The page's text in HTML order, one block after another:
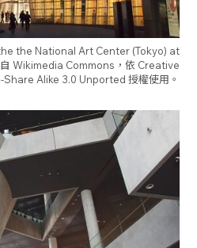
the National Art Center (Tokyo) at
Wikimedia Commons，依 Creative
Alike 3.0 Unported 授權使用。